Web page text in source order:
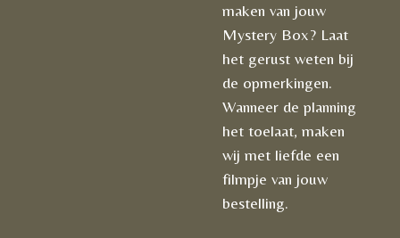
maken van jouw
Mystery Box? Laat
het gerust weten bij
de opmerkingen.
Wanneer de planning
het toelaat, maken
wij met liefde een
filmpje van jouw
bestelling.